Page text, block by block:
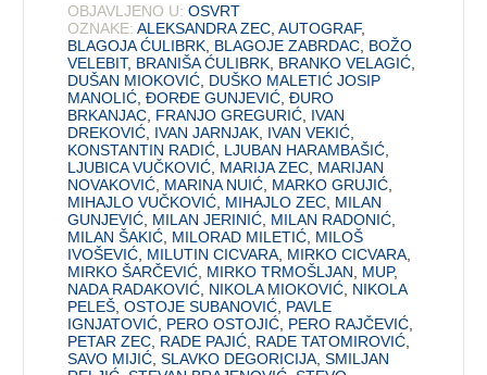
OBJAVLJENO U: OSVRT
OZNAKE: ALEKSANDRA ZEC ,AUTOGRAF,
BLAGOJA ĆULIBRK BLAGOJE ZABRDAC BOŽO
VELEBIT, BRANIŠA ĆULIBRK BRANKO VELAGIĆ
DUŠAN MIOKOVIĆ DUŠKO MALETIĆ JOSIP
MANOLIĆ ,ĐORĐE GUNJEVIĆ ,ĐURO
BRKANJAC FRANJO GREGURIĆ IVAN
DREKOVIĆ IVAN JARNJAK IVAN VEKIĆ
KONSTANTIN RADIĆ LJUBAN HARAMBAŠIĆ
LJUBICA VUČKOVIĆ MARIJA ZEC MARIJAN
NOVAKOVIĆ MARINA NUIĆ MARKO GRUJIĆ
MIHAJLO VUČKOVIĆ MIHAJLO ZEC MILAN
GUNJEVIĆ MILAN JERINIĆ MILAN RADONIĆ
MILAN ŠAKIĆ MILORAD MILETIĆ MILOŠ
IVOŠEVIĆ MILUTIN CICVARA MIRKO CICVARA
MIRKO ŠARČEVIĆ MIRKO TRMOŠLJAN MUP,
NADA RADAKOVIĆ NIKOLA MIOKOVIĆ NIKOLA
PELEŠ ,OSTOJE SUBANOVIĆ PAVLE
IGNJATOVIĆ PERO OSTOJIĆ PERO RAJČEVIĆ
PETAR ZEC RADE PAJIĆ RADE TATOMIROVIĆ
SAVO MIJIĆ ,SLAVKO DEGORICIJA ,SMILJAN